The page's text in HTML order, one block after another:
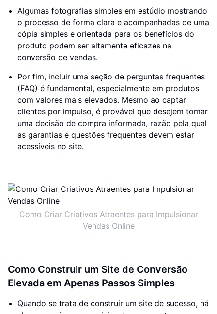
Algumas fotografias simples em estúdio mostrando
o processo de forma clara e acompanhadas de uma
cópia simples e orientada para os benefícios do
produto podem ser altamente eficazes na
conversão de vendas.
Por fim, incluir uma seção de perguntas frequentes
(FAQ) é fundamental, especialmente em produtos
com valores mais elevados. Mesmo ao captar
clientes por impulso, é provável que desejem tomar
uma decisão de compra informada, razão pela qual
as garantias e questões frequentes devem estar
acessíveis no site.
Como Criar Criativos Atraentes para Impulsionar
Vendas Online
Como Construir um Site de Conversão
Elevada em Apenas Passos Simples
Quando se trata de construir um site de sucesso, há